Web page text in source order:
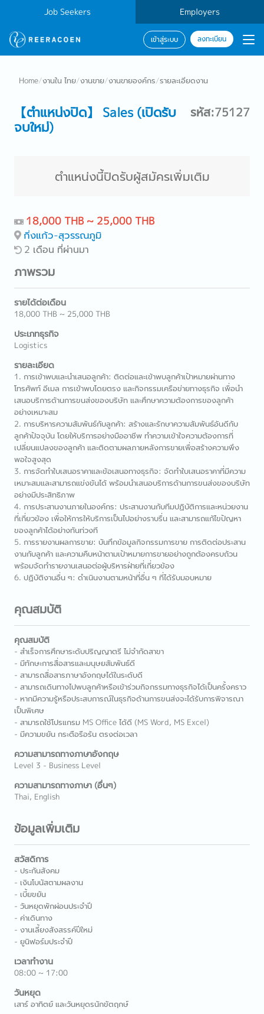
Job Seekers Employers
เข้าสู่ระบบ ลงทะเบียน
Home/งานใน ไทย/งานขาย/งานขายองค์กร/รายละเอียดงาน
【ตำแหน่งปิด】 Sales (เปิดรับ
จบใหม่)
รหัส:75127
ตำแหน่งนี้ปิดรับผู้สมัครเพิ่มเติม
18,000 THB ~ 25,000 THB
กิ่งแก้ว-สุวรรณภูมิ
2 เดือน ที่ผ่านมา
ภาพรวม
รายได้ต่อเดือน
18,000 THB ~ 25,000 THB
ประเภทธุรกิจ
Logistics
รายละเอียด
1. การเข้าพบและนำเสนอลูกค้า: ติดต่อและเข้าพบลูกค้าเป้าหมายผ่านทาง
โทรศัพท์ อีเมล การเข้าพบโดยตรง และกิจกรรมเครือข่ายทางธุรกิจ เพื่อนำ
เสนอบริการด้านการขนส่งของบริษัท และศึกษาความต้องการของลูกค้า
อย่างเหมาะสม
2. การบริหารความสัมพันธ์กับลูกค้า: สร้างและรักษาความสัมพันธ์อันดีกับ
ลูกค้าปัจจุบัน โดยให้บริการอย่างมืออาชีพ ทำความเข้าใจความต้องการที่
เปลี่ยนแปลงของลูกค้า และติดตามผลภายหลังการขายเพื่อสร้างความพึง
พอใจสูงสุด
3. การจัดทำใบเสนอราคาและข้อเสนอทางธุรกิจ: จัดทำใบเสนอราคาที่มีความ
เหมาะสมและสามารถแข่งขันได้ พร้อมนำเสนอบริการด้านการขนส่งของบริษัท
อย่างมีประสิทธิภาพ
4. การประสานงานภายในองค์กร: ประสานงานกับทีมปฏิบัติการและหน่วยงาน
ที่เกี่ยวข้อง เพื่อให้การให้บริการเป็นไปอย่างราบรื่น และสามารถแก้ไขปัญหา
ของลูกค้าได้อย่างทันท่วงที
5. การรายงานผลการขาย: บันทึกข้อมูลกิจกรรมการขาย การติดต่อประสาน
งานกับลูกค้า และความคืบหน้าตามเป้าหมายการขายอย่างถูกต้องครบถ้วน
พร้อมจัดทำรายงานเสนอต่อผู้บริหารฝ่ายที่เกี่ยวข้อง
6. ปฏิบัติงานอื่น ๆ: ดำเนินงานตามหน้าที่อื่น ๆ ที่ได้รับมอบหมาย
คุณสมบัติ
คุณสมบัติ
- สำเร็จการศึกษาระดับปริญญาตรี ไม่จำกัดสาขา
- มีทักษะการสื่อสารและมนุษยสัมพันธ์ดี
- สามารถสื่อสารภาษาอังกฤษได้ในระดับดี
- สามารถเดินทางไปพบลูกค้าหรือเข้าร่วมกิจกรรมทางธุรกิจได้เป็นครั้งคราว
- หากมีความรู้หรือประสบการณ์ในธุรกิจด้านการขนส่งจะได้รับการพิจารณา
เป็นพิเศษ
- สามารถใช้โปรแกรม MS Office ได้ดี (MS Word, MS Excel)
- มีความขยัน กระตือรือร้น ตรงต่อเวลา
ความสามารถทางภาษาอังกฤษ
Level 3 - Business Level
ความสามารถทางภาษา (อื่นๆ)
Thai, English
ข้อมูลเพิ่มเติม
สวัสดิการ
- ประกันสังคม
- เงินโบนัสตามผลงาน
- เบี้ยขยัน
- วันหยุดพักผ่อนประจำปี
- ค่าเดินทาง
- งานเลี้ยงสังสรรค์ปีใหม่
- ยูนิฟอร์มประจำปี
เวลาทำงาน
08:00 ~ 17:00
วันหยุด
เสาร์ อาทิตย์ และวันหยุดรนักขัตฤกษ์